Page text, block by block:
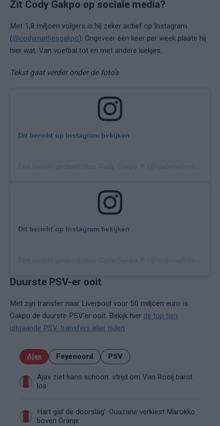
Zit Cody Gakpo op sociale media?
Met 1,8 miljoen volgers is hij zeker actief op Instagram
(@codymathesgakpo). Ongeveer één keer per week plaats hij
hier wat. Van voetbal tot en met andere kiekjes.
Tekst gaat verder onder de foto's
Dit bericht op Instagram bekijken
Dit bericht op Instagram bekijken
Duurste PSV-er ooit
Met zijn transfer naar Liverpool voor 50 miljoen euro is
Gakpo de duurste PSV'er ooit. Bekijk hier de top tien
uitgaande PSV-transfers aller tijden.
Ajax Feyenoord PSV
Ajax ziet kans schoon: strijd om Van Rooij barst
los
Hart gaf de doorslag': Ouazane verkiest Marokko
boven Oranje